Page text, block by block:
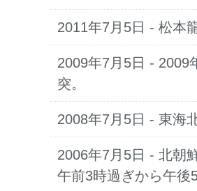
2011年7月5日 - 松本
2009年7月5日 - 2009
突。
2008年7月5日 - 東海
2006年7月5日 - 北朝
午前3時過ぎから午後